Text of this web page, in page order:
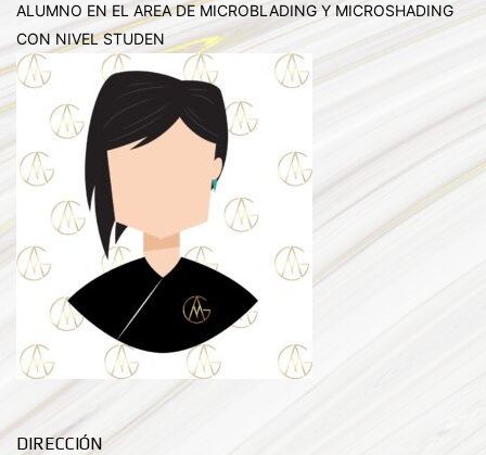
ALUMNO EN EL AREA DE MICROBLADING Y MICROSHADING
CON NIVEL STUDEN
DIRECCIÓN